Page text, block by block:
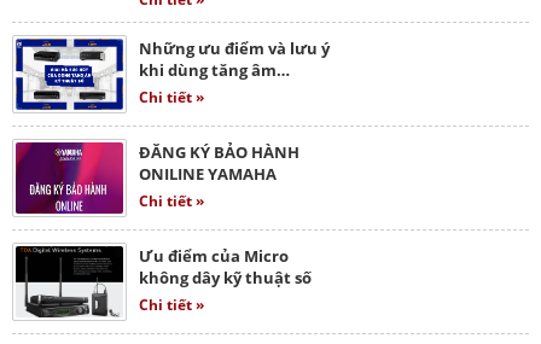
Những ưu điểm và lưu ý
khi dùng tăng âm…
Chi tiết »
ĐĂNG KÝ BẢO HÀNH
ONILINE YAMAHA
Chi tiết »
Ưu điểm của Micro
không dây kỹ thuật số
Chi tiết »